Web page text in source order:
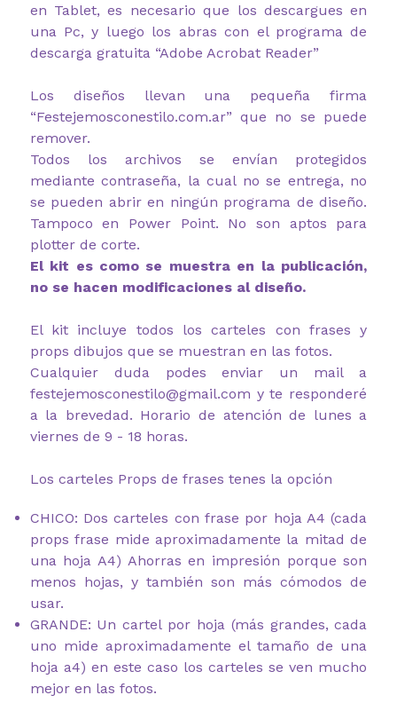
en Tablet, es necesario que los descargues en
una Pc, y luego los abras con el programa de
descarga gratuita “Adobe Acrobat Reader”
Los diseños llevan una pequeña firma
“Festejemosconestilo.com.ar” que no se puede
remover.
Todos los archivos se envían protegidos
mediante contraseña, la cual no se entrega, no
se pueden abrir en ningún programa de diseño.
Tampoco en Power Point. No son aptos para
plotter de corte.
El kit es como se muestra en la publicación,
no se hacen modificaciones al diseño.
El kit incluye todos los carteles con frases y
props dibujos que se muestran en las fotos.
Cualquier duda podes enviar un mail a
festejemosconestilo@gmail.com y te responderé
a la brevedad. Horario de atención de lunes a
viernes de 9 - 18 horas.
Los carteles Props de frases tenes la opción
CHICO: Dos carteles con frase por hoja A4 (cada
props frase mide aproximadamente la mitad de
una hoja A4) Ahorras en impresión porque son
menos hojas, y también son más cómodos de
usar.
GRANDE: Un cartel por hoja (más grandes, cada
uno mide aproximadamente el tamaño de una
hoja a4) en este caso los carteles se ven mucho
mejor en las fotos.